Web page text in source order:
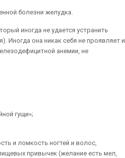
болезни желудка.
иногда не удается устранить
Иногда она никак себя не проявляет и
анемии, не
гущи»;
и ломкость ногтей и волос,
привычек (желание есть мел,